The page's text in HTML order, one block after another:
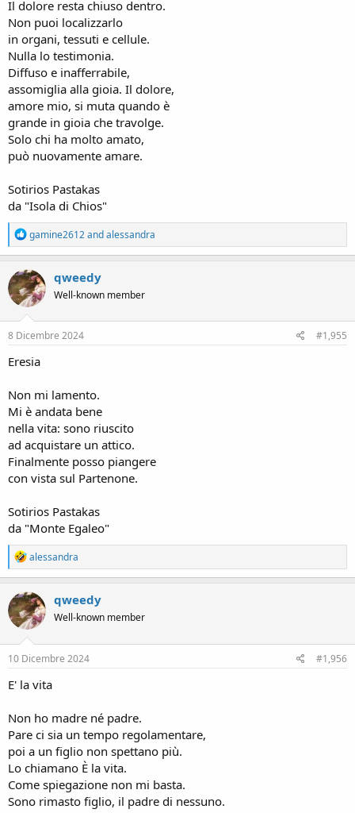
Il dolore resta chiuso dentro.
Non puoi localizzarlo
in organi, tessuti e cellule.
Nulla lo testimonia.
Diffuso e inafferrabile,
assomiglia alla gioia. Il dolore,
amore mio, si muta quando è
grande in gioia che travolge.
Solo chi ha molto amato,
può nuovamente amare.
Sotirios Pastakas
da "Isola di Chios"
R
e
a
c
t
i
o
n
s
gamine2612andalessandra
qweedy
Well-known member
8 Dicembre 2024 #1,955
Eresia
Non mi lamento.
Mi è andata bene
nella vita: sono riuscito
ad acquistare un attico.
Finalmente posso piangere
con vista sul Partenone.
Sotirios Pastakas
da "Monte Egaleo"
R
e
a
c
t
i
o
n
s
alessandra
qweedy
Well-known member
10 Dicembre 2024 #1,956
E' la vita
Non ho madre né padre.
Pare ci sia un tempo regolamentare,
poi a un figlio non spettano più.
Lo chiamano È la vita.
Come spiegazione non mi basta.
Sono rimasto figlio, il padre di nessuno.